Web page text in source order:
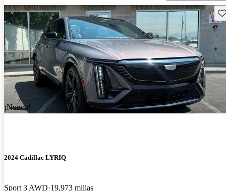
¡Nuevo!
2024 Cadillac LYRIQ
Sport 3 AWD 19,973 millas